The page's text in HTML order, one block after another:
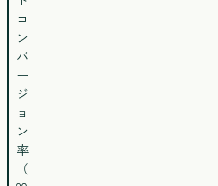
コ
ン
バ
ー
ジ
ョ
ン
率
（